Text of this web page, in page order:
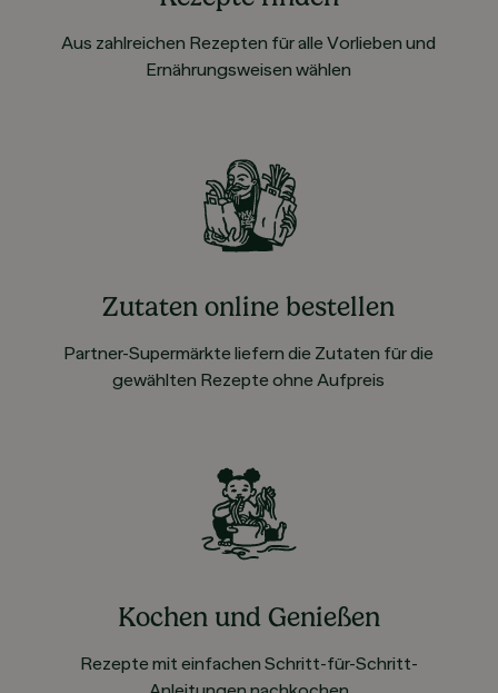
Aus zahlreichen Rezepten für alle Vorlieben und
Ernährungsweisen wählen
Zutaten online bestellen
Partner-Supermärkte liefern die Zutaten für die
gewählten Rezepte ohne Aufpreis
Kochen und Genießen
Rezepte mit einfachen Schritt-für-Schritt-